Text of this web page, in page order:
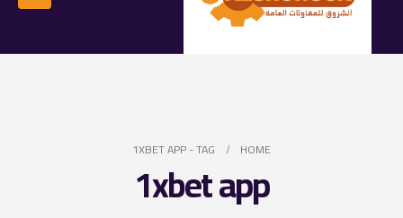
HOME
TAG -
1XBET APP
1xbet app